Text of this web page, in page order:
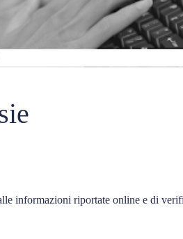
informazioni riportate online e di